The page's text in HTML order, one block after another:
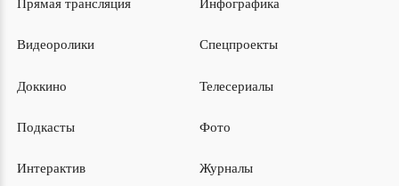
Видеоролики Спецпроекты
Доккино Телесериалы
Подкасты Фото
Интерактив Журналы